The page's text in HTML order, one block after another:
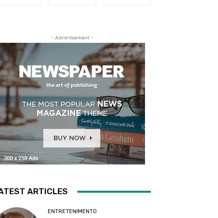
- Advertisement -
ARTICLES
ENTRETENIMENTO